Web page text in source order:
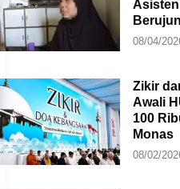
08/04/
Zikir
Awali
100
Monas
08/02/